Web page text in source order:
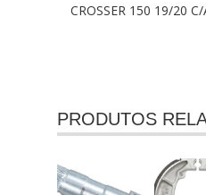
CROSSER 150 19/20
PRODUTOS